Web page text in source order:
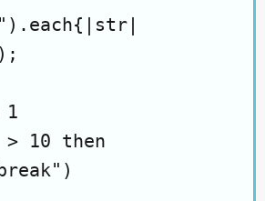
1
> 10 then